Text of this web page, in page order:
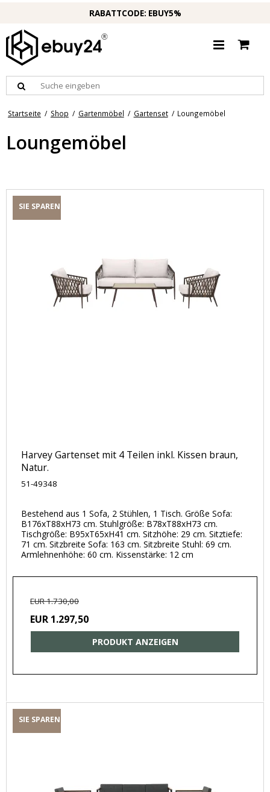
RABATTCODE: EBUY5%
Startseite / Shop / Gartenmöbel / Gartenset / Loungemöbel
Loungemöbel
SIE SPAREN
Harvey Gartenset mit 4 Teilen inkl. Kissen braun,
Natur.
51-49348
Bestehend aus 1 Sofa, 2 Stühlen, 1 Tisch. Größe Sofa:
B176xT88xH73 cm. Stuhlgröße: B78xT88xH73 cm.
Tischgröße: B95xT65xH41 cm. Sitzhöhe: 29 cm. Sitztiefe:
71 cm. Sitzbreite Sofa: 163 cm. Sitzbreite Stuhl: 69 cm.
Armlehnenhöhe: 60 cm. Kissenstärke: 12 cm
EUR 1.730,00
EUR 1.297,50
PRODUKT ANZEIGEN
SIE SPAREN